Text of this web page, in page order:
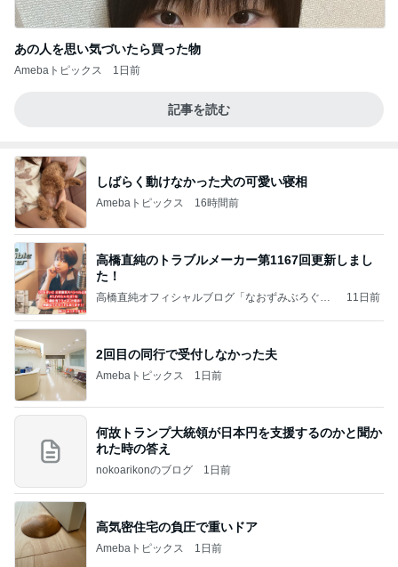
あの人を思い気づいたら買った物
Amebaトピックス 1日前
記事を読む
しばらく動けなかった犬の可愛い寝相
Amebaトピックス 16時間前
高橋直純のトラブルメーカー第1167回更新しまし
た！
高橋直純オフィシャルブログ「なおずみぶろぐ」
11日前
2回目の同行で受付しなかった夫
Amebaトピックス 1日前
何故トランプ大統領が日本円を支援するのかと聞か
れた時の答え
nokoarikonのブログ 1日前
高気密住宅の負圧で重いドア
Amebaトピックス 1日前